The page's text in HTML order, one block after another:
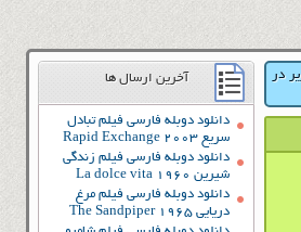
در آخرین ارسال ها
دانلود دوبله فارسی فیلم تبادل
سریع Rapid Exchange 2003
دانلود دوبله فارسی فیلم زندگی
شیرین La dolce vita 1960
دانلود دوبله فارسی فیلم مرغ
دریایی The Sandpiper 1965